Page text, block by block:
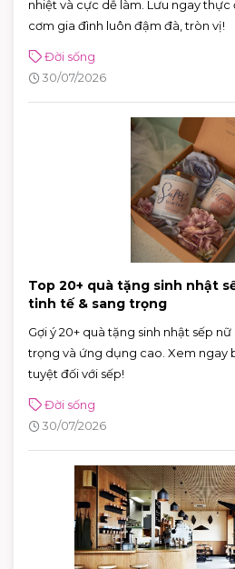
nhiệt và cực dễ làm. Lưu ngay
cơm gia đình luôn đậm đà, tròn vị!
Đời sống
30/07/2026
Top 20+ quà tặng sinh nhật
tinh tế & sang trọng
Gợi ý 20+ quà tặng sinh nhật sếp
trọng và ứng dụng cao. Xem ngay
tuyệt đối với sếp!
Đời sống
30/07/2026